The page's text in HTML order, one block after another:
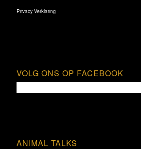
Privacy Verklaring
VOLG ONS OP FACEBOOK
ANIMAL TALKS